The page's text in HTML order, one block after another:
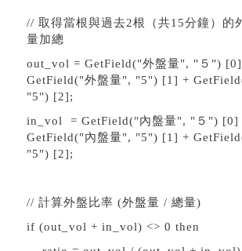
// 取得當根與過去2根（共15分鐘）的
量加總
out_vol = GetField("外盤量", "５")
GetField("外盤量", "5") [1] +
"5") [2];
in_vol = GetField("內盤量", "５") [0]
GetField("內盤量", "5") [1] +
"5") [2];
// 計算外盤比率 (外盤量 / 總量)
if (out_vol + in_vol) <> 0 then